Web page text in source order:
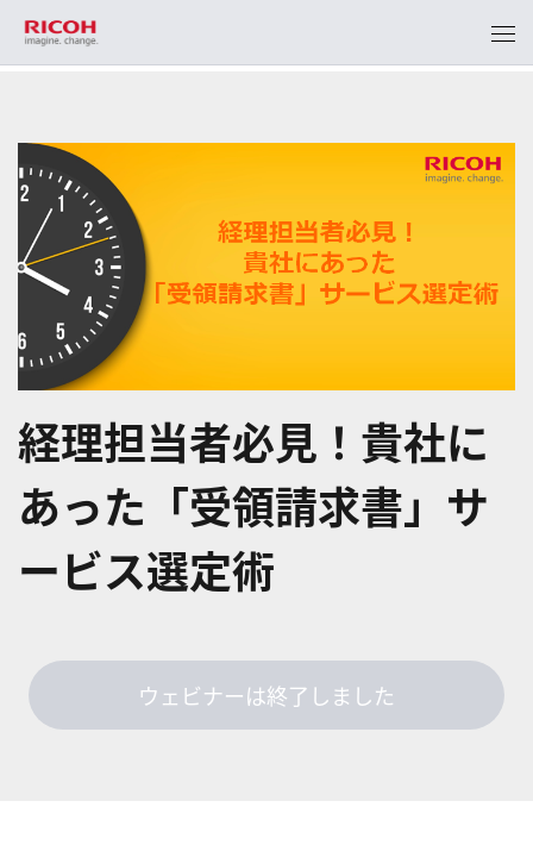
経理担当者必見！貴社に
あった「受領請求書」サ
ービス選定術
ウェビナーは終了しました